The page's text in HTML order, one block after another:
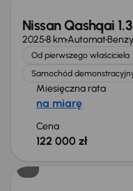
Nissan Qashqai
20258 kmAutomat
Od pierwszego właściciela
Samochód
Miesięczna rata
na miarę
Cena
122 000 zł